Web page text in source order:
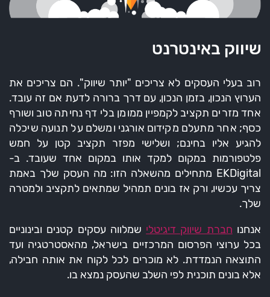
שיווק באינטרנט
רוב בעלי העסקים לא צריכים "יותר שיווק". הם צריכים את
הערוץ הנכון, בזמן הנכון, עם דרך ברורה לדעת אם זה עובד.
אחד מזרים תקציב לקמפיין ממומן בלי דף נחיתה טוב ושורף
כסף; אחר מתעלם מקידום אורגני ומשלם על תנועה שיכלה
להגיע אליו בחינם; ושלישי מפזר תקציב קטן על חמש
פלטפורמות במקום למקד אותו במקום אחד שעובד. ב-
EKDigital מתחילים מהשאלה הזו: מה העסק שלך באמת
צריך עכשיו, ורק אז בונים תמהיל שמתאים לתקציב ולמטרה
שלך.
אנחנו חברת שיווק דיגיטלי שמלווה עסקים קטנים ובינוניים
בכל ערוצי הפרסום המרכזיים בישראל, מהאסטרטגיה ועד
התוצאה הנמדדת. לא מוכרים לכל לקוח את אותה חבילה,
אלא בונים תוכנית לפי השלב שהעסק נמצא בו.